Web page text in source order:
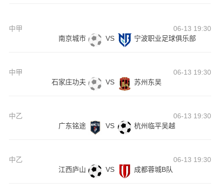
中甲
06-13 19:30
南京城市
VS 宁波职业足球俱乐部
中甲
06-13 19:30
石家庄功夫
VS 苏州东吴
中乙
06-13 19:30
广东铭途
VS 杭州临平吴越
中乙
06-13 19:30
江西庐山
VS 成都蓉城B队